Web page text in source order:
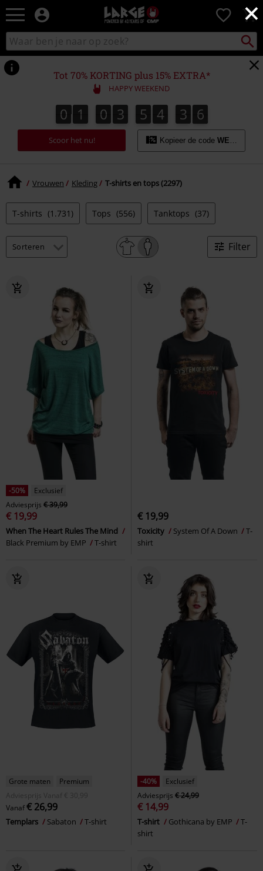
×
Large
–
Muziek-,
en
gaming-
merch
+
alternatieve
kleding
0
Zoek
in
catalogus
zoeken
Tot 70% KORTING plus 15% EXTRA*
HAPPY WEEKEND
0
0 1
1 0
0 3
3 5
5 4
4 3
3
3
3 4
5
4
6
5
Scoor het nu! Kopieer de code WEEKEND
Vrouwen Kleding T-shirts en tops (2297)
T-shirts (1.731) Tops (556) Tanktops (37)
Filter
-50%
Exclusief
Adviesprijs € 39,99
€ 19,99
When The Heart Rules The Mind
Black Premium by EMP
T-shirt
€ 19,99
Toxicity System Of A Down
T-
shirt
Grote maten
Premium
Adviesprijs
Vanaf € 30,99
Vanaf€ 26,99
Templars Sabaton T-shirt
-40%
Exclusief
Adviesprijs € 24,99
€ 14,99
T-shirt Gothicana by EMP
T-
shirt